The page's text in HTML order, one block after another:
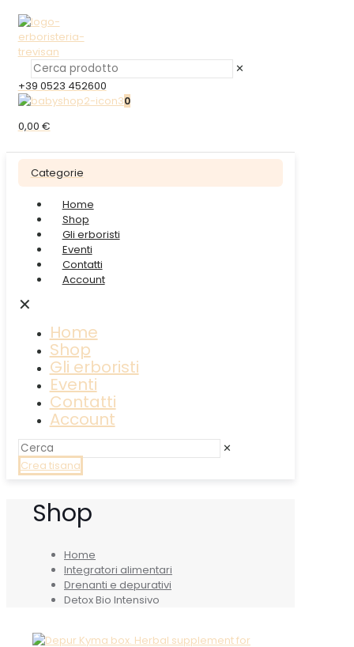
✕
+39 0523 452600
0
0,00 €
Categorie
Home
Shop
Gli erboristi
Eventi
Contatti
Account
✕
Home
Shop
Gli erboristi
Eventi
Contatti
Account
✕
Crea tisana
Shop
Home
Integratori alimentari
Drenanti e depurativi
Detox Bio Intensivo